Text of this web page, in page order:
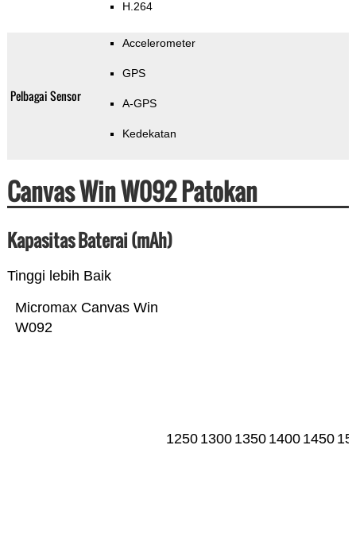
H.264
Pelbagai Sensor
Accelerometer
GPS
A-GPS
Kedekatan
Canvas Win W092 Patokan
Kapasitas Baterai (mAh)
Tinggi lebih Baik
Micromax Canvas Win
W092
1250 1300 1350 1400 1450